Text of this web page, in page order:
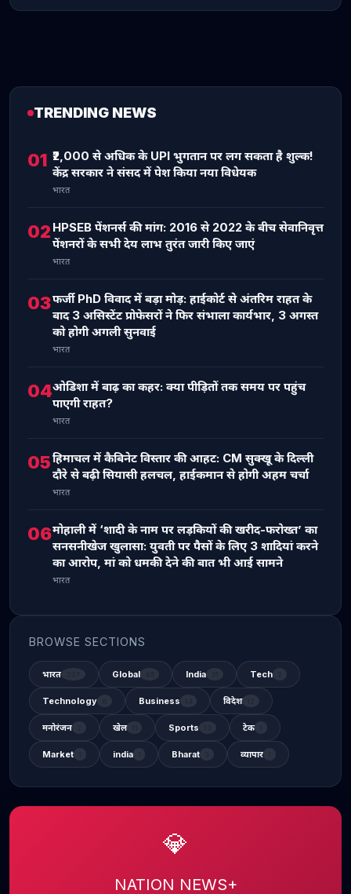
TRENDING NEWS
01 ₹2,000 से अधिक के UPI भुगतान पर लग सकता है शुल्क!
केंद्र सरकार ने संसद में पेश किया नया विधेयक
भारत
02 HPSEB पेंशनर्स की मांग: 2016 से 2022 के बीच सेवानिवृत्त
पेंशनरों के सभी देय लाभ तुरंत जारी किए जाएं
भारत
03फर्जी PhD विवाद में बड़ा मोड़: हाईकोर्ट से अंतरिम राहत के
बाद 3 असिस्टेंट प्रोफेसरों ने फिर संभाला कार्यभार, 3 अगस्त
को होगी अगली सुनवाई
भारत
04ओडिशा में बाढ़ का कहर: क्या पीड़ितों तक समय पर पहुंच
पाएगी राहत?
भारत
05हिमाचल में कैबिनेट विस्तार की आहट: CM सुक्खू के दिल्ली
दौरे से बढ़ी सियासी हलचल, हाईकमान से होगी अहम चर्चा
भारत
06मोहाली में ‘शादी के नाम पर लड़कियों की खरीद-फरोख्त’ का
सनसनीखेज खुलासा: युवती पर पैसों के लिए 3 शादियां करने
का आरोप, मां को धमकी देने की बात भी आई सामने
भारत
BROWSE SECTIONS
भारत Global India Tech
Technology Business विदेश
मनोरंजन खेल Sports टेक
Market india Bharat व्यापार
💎
NATION NEWS+